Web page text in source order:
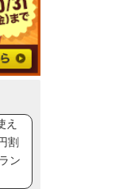
え
割
ン